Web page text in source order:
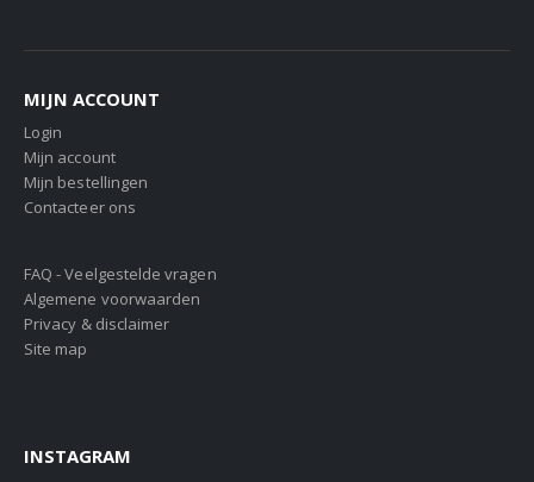
MIJN ACCOUNT
Login
Mijn account
Mijn bestellingen
Contacteer ons
FAQ - Veelgestelde vragen
Algemene voorwaarden
Privacy & disclaimer
Site map
INSTAGRAM